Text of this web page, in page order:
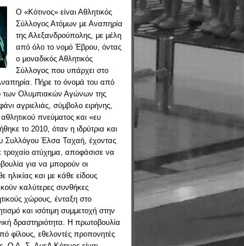
Ο «Κότινος» είναι Αθλητικός
Σύλλογος Ατόμων με Αναπηρία
της Αλεξανδρούπολης, με μέλη
από όλο το νομό Έβρου, όντας
ο μοναδικός Αθλητικός
Σύλλογος που υπάρχει στο
Πήρε το όνομά του από
των Ολυμπιακών Αγώνων της
αγριελιάς, σύμβολο ειρήνης,
πνεύματος και «ευ
το 2010, όταν η ιδρύτρια και
Συλλόγου Έλσα Ταχαή, έχοντας
τροχαίο ατύχημα, αποφάσισε να
για να μπορούν οι
ηλικίας και με κάθε είδους
καλύτερες συνθήκες
χώρους, ένταξη στο
και ισότιμη συμμετοχή στην
δραστηριότητα. Η πρωτοβουλία
φίλους, εθελοντές προπονητές